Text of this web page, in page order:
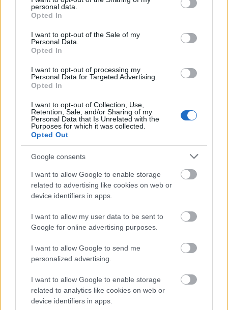
grant or deny consent to Google and its third-party tags to
use your data for below specified purposes in below Google
consent section.
personal data.
Opted In
I want to opt-out of the Sale of my
Personal Data.
Opted In
I want to opt-out of processing my
Personal Data for Targeted Advertising.
Opted In
I want to opt-out of Collection, Use,
Retention, Sale, and/or Sharing of my
Personal Data that Is Unrelated with the
Purposes for which it was collected.
Opted Out
Google consents
I want to allow Google to enable storage
related to advertising like cookies on web or
device identifiers in apps.
I want to allow my user data to be sent to
Google for online advertising purposes.
I want to allow Google to send me
personalized advertising.
I want to allow Google to enable storage
related to analytics like cookies on web or
device identifiers in apps.
A post shared by CRISTINA HUDA (@cristinahudacov)
Ενίσχυσε την επιδερμίδα με
αντιοξειδωτικά
Τώρα είναι η κατάλληλη στιγμή
και η νιασιναμίδη, τα οποία συμβάλλουν στην
προστασία της επιδερμίδας από το οξειδωτικό